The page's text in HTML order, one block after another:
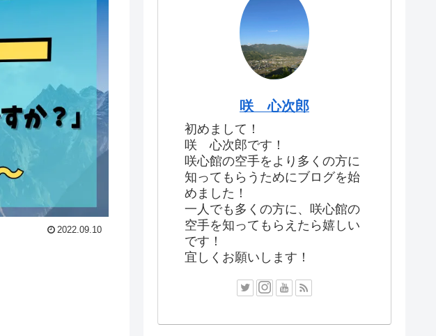
2022.09.10
咲 心次郎
初めまして！
咲 心次郎です！
咲心館の空手をより多くの方に
知ってもらうためにブログを始
めました！
一人でも多くの方に、咲心館の
空手を知ってもらえたら嬉しい
です！
宜しくお願いします！